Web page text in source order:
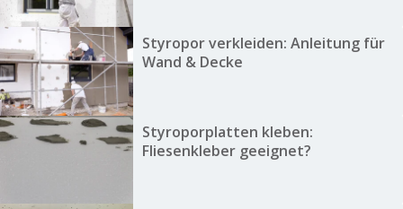
Styropor verkleiden: Anleitung für
Wand & Decke
Styroporplatten kleben:
Fliesenkleber geeignet?